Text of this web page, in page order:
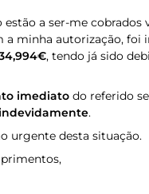
estão a ser-me
a minha autorização, foi
, tendo já sido
imediato do referido
.
urgente desta situação.